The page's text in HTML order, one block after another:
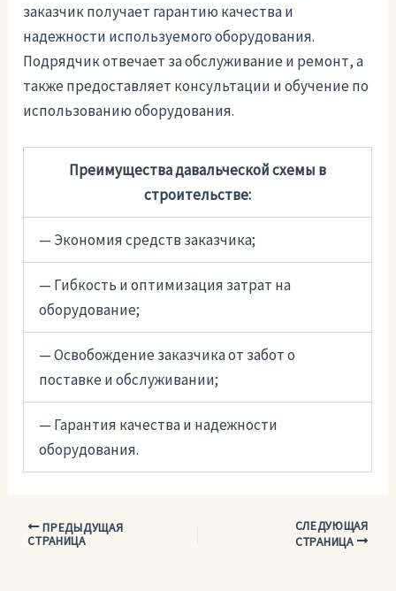
заказчик получает гарантию качества и
надежности используемого оборудования.
Подрядчик отвечает за обслуживание и ремонт, а
также предоставляет консультации и обучение по
использованию оборудования.
Преимущества давальческой схемы в
строительстве:
— Экономия средств заказчика;
— Гибкость и оптимизация затрат на
оборудование;
— Освобождение заказчика от забот о
поставке и обслуживании;
— Гарантия качества и надежности
оборудования.
Навигация
ПРЕДЫДУЩАЯ
СТРАНИЦА
СЛЕДУЮЩАЯ
СТРАНИЦА